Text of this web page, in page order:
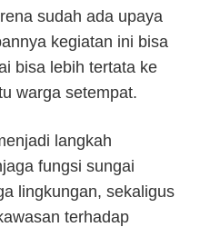
sudah ada upaya
kegiatan ini bisa
bisa lebih tertata ke
warga setempat.
langkah
fungsi sungai
lingkungan, sekaligus
terhadap